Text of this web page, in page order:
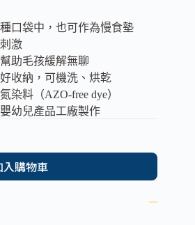
口袋中，也可作為慢食墊
激
助毛孩緩解無聊
收納，可機洗、烘乾
染料（AZO-free dye）
幼兒產品工廠製作
入購物車